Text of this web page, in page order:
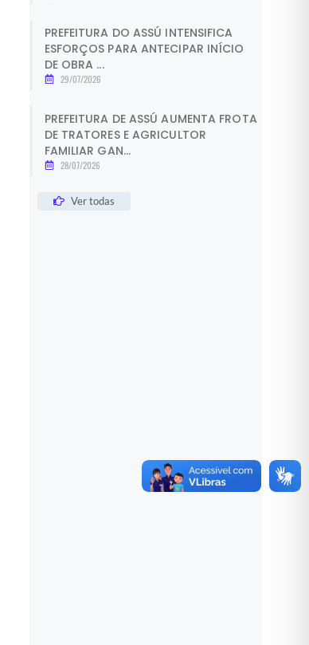
PREFEITURA DO ASSÚ INTENSIFICA
ESFORÇOS PARA ANTECIPAR INÍCIO
DE OBRA ...
29/07/2026
PREFEITURA DE ASSÚ AUMENTA FROTA
DE TRATORES E AGRICULTOR
FAMILIAR GAN...
28/07/2026
Ver todas